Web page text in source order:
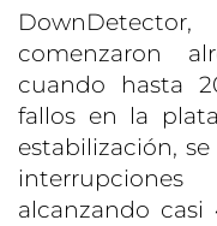
comenzaron
cuando hasta
fallos en la
estabilización,
alcanzando